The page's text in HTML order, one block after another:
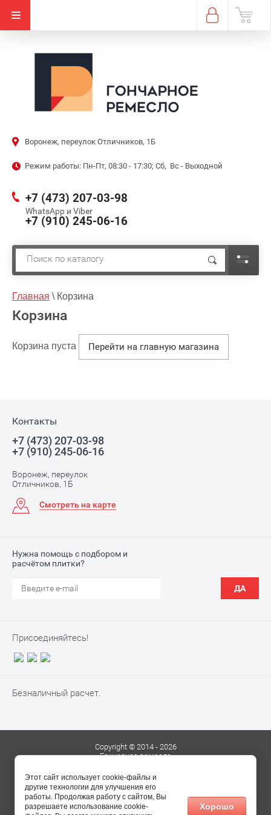
Воронеж, переулок Отличников, 1Б
Режим работы: Пн-Пт, 08:30 - 17:30; Сб, Вс - Выходной
+7 (473) 207-03-98
WhatsApp и Viber
+7 (910) 245-06-16
Главная \ Корзина
Корзина
Корзина пуста Перейти на главную магазина
Контакты
+7 (473) 207-03-98
+7 (910) 245-06-16
Воронеж, переулок
Отличников, 1Б
Смотреть на карте
Нужна помощь с подбором и
расчётом плитки?
ДА
Присоединяйтесь!
Безналичный расчет.
Copyright © 2014 - 2026
Гончарное ремесло
Сайт создан в:megagroup.ru
Этот сайт использует cookie-файлы и
другие технологии для улучшения его
работы. Продолжая работу с сайтом, Вы
разрешаете использование cookie-
Хорошо